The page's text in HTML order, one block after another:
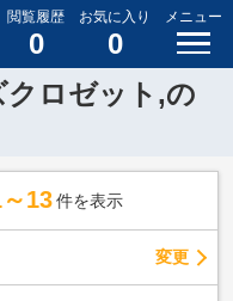
閲覧履歴
0
お気に入り
0
メニュー
クロゼット,の
13 件を表示
変更